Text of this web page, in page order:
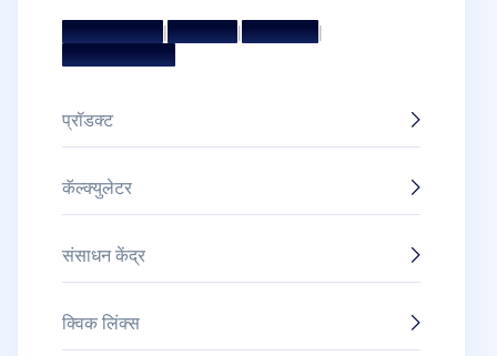
मिशन आणि व्हिजन|मॅनेजमेंट टीम|संचालक मंडळ|
पुरस्कार आणि सन्मान
प्रॉडक्ट
कॅल्क्युलेटर
संसाधन केंद्र
क्विक लिंक्स